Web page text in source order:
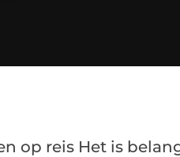
op reis Het is